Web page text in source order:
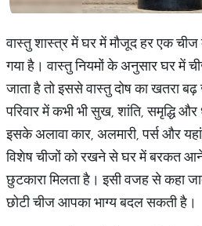
वास्तु शास्त्र में घर में मौजूद हर एक चीज
गया है। वास्तु नियमों के अनुसार घर में
जाता है तो इससे वास्तु दोष का खतरा
परिवार में कभी भी सुख, शांति, समृद्धि और
इसके अलावा कार, अलमारी, पर्स और
विशेष चीजों को रखने से घर में बरकत
छुटकारा मिलता है। इसी वजह से कहा
छोटी चीज आपका भाग्य बदल सकती है।